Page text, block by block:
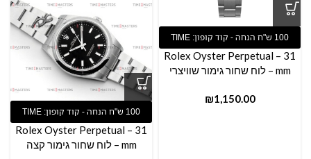
Rolex Oyster Perpetual – 31
mm – לוח שחור גימור שוויצרי
₪
Rolex Oyster Perpetual – 31
mm – לוח שחור גימור קצה